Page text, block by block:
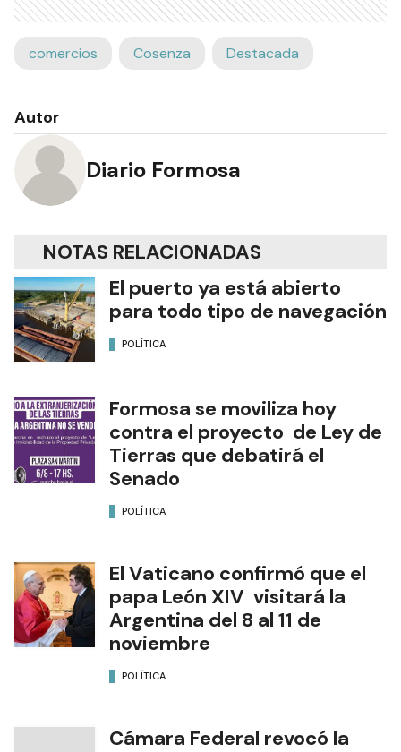
comercios Cosenza Destacada
Autor
Diario Formosa
NOTAS RELACIONADAS
El puerto ya está abierto
para todo tipo de navegación
POLÍTICA
Formosa se moviliza hoy
contra el proyecto de Ley de
Tierras que debatirá el
Senado
POLÍTICA
El Vaticano confirmó que el
papa León XIV visitará la
Argentina del 8 al 11 de
noviembre
POLÍTICA
Cámara Federal revocó la